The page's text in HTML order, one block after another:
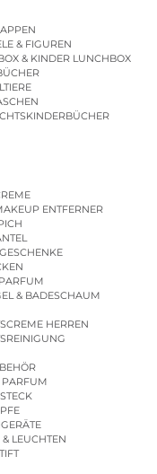
& FIGUREN
& KINDER LUNCHBOX
ENTFERNER
& BADESCHAUM
HERREN
PARFUM
LEUCHTEN